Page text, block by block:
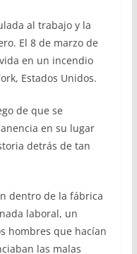
al trabajo y la
El 8 de marzo de
en un incendio
Estados Unidos.
de que se
en su lugar
detrás de tan
dentro de la fábrica
laboral, un
hombres que hacían
las malas